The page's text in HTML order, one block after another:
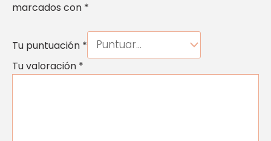
marcados con *
Tu puntuación *
Tu valoración *